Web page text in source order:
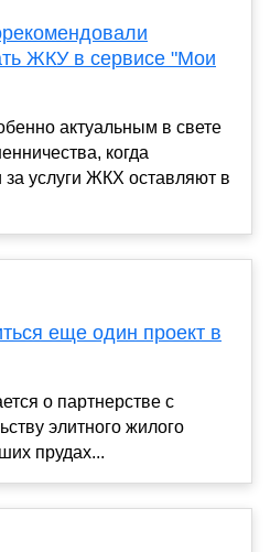
ЖКУ в сервисе "Мои
актуальным в свете
когда
услуги ЖКХ оставляют в
еще один проект в
о партнерстве с
элитного жилого
прудах...